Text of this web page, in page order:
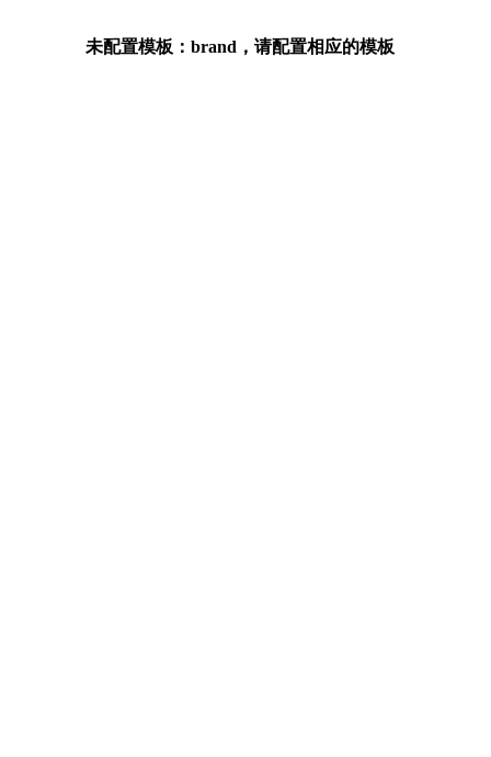
未配置模板：brand，请配置相应的模板